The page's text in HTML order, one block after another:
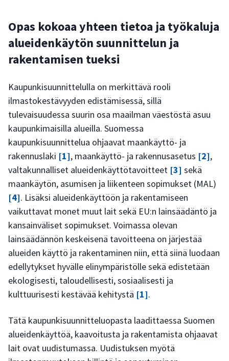
Opas kokoaa yhteen tietoa ja työkaluja
alueidenkäytön suunnittelun ja
rakentamisen tueksi
Kaupunkisuunnittelulla on merkittävä rooli
ilmastokestävyyden edistämisessä, sillä
tulevaisuudessa suurin osa maailman väestöstä asuu
kaupunkimaisilla alueilla. Suomessa
kaupunkisuunnittelua ohjaavat maankäyttö- ja
rakennuslaki [1], maankäyttö- ja rakennusasetus [2],
valtakunnalliset alueidenkäyttötavoitteet [3] sekä
maankäytön, asumisen ja liikenteen sopimukset (MAL)
[4]. Lisäksi alueidenkäyttöön ja rakentamiseen
vaikuttavat monet muut lait sekä EU:n lainsäädäntö ja
kansainväliset sopimukset. Voimassa olevan
lainsäädännön keskeisenä tavoitteena on järjestää
alueiden käyttö ja rakentaminen niin, että siinä luodaan
edellytykset hyvälle elinympäristölle sekä edistetään
ekologisesti, taloudellisesti, sosiaalisesti ja
kulttuurisesti kestävää kehitystä [1].
Tätä kaupunkisuunnitteluopasta laadittaessa Suomen
alueidenkäyttöä, kaavoitusta ja rakentamista ohjaavat
lait ovat uudistumassa. Uudistuksen myötä